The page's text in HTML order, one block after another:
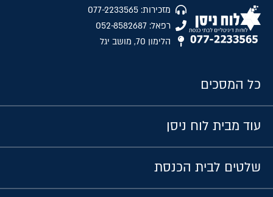
מזכירות: 077-2233565
רפאל: 052-8582687
הלימון 70, מושב יגל
כל המסכים
עוד מבית לוח ניסן
שלטים לבית הכנסת